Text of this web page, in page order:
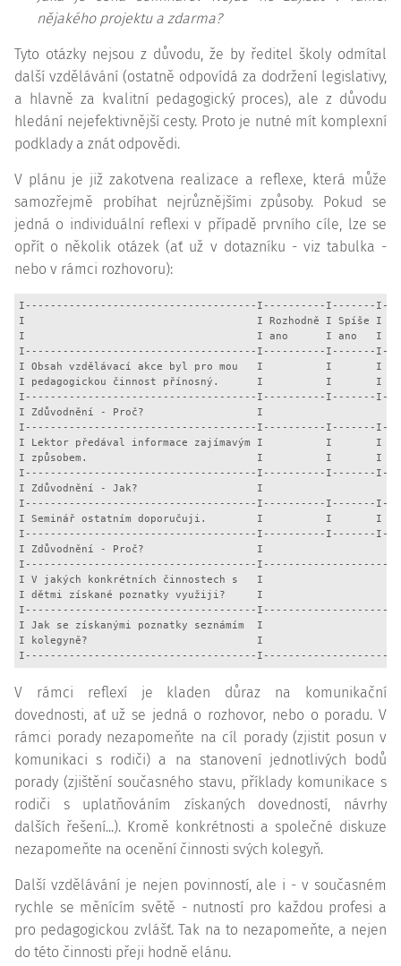
nějakého projektu a zdarma?
Tyto otázky nejsou z důvodu, že by ředitel školy odmítal
další vzdělávání (ostatně odpovídá za dodržení legislativy,
a hlavně za kvalitní pedagogický proces), ale z důvodu
hledání nejefektivnější cesty. Proto je nutné mít komplexní
podklady a znát odpovědi.
V plánu je již zakotvena realizace a reflexe, která může
samozřejmě probíhat nejrůznějšími způsoby. Pokud se
jedná o individuální reflexi v případě prvního cíle, lze se
opřít o několik otázek (ať už v dotazníku - viz tabulka -
nebo v rámci rozhovoru):
I-------------------------------------I----------I-------
I                                     I Rozhodně I Spíše I
I                                     I ano      I ano   I
I-------------------------------------I----------I-------
I Obsah vzdělávací akce byl pro mou   I          I
I pedagogickou činnost přínosný.      I          I
I-------------------------------------I----------I-------
I Zdůvodnění - Proč?                  I
I-------------------------------------I----------I-------
I Lektor předával informace zajímavým I          I
I způsobem.                           I          I
I-------------------------------------I----------I-------
I Zdůvodnění - Jak?                   I
I-------------------------------------I----------I-------
I Seminář ostatním doporučuji.        I          I
I-------------------------------------I----------I-------
I Zdůvodnění - Proč?                  I
I-------------------------------------
I V jakých konkrétních činnostech s   I
I dětmi získané poznatky využiji?     I
I-------------------------------------
I Jak se získanými poznatky seznámím  I
I kolegyně?                           I
I-------------------------------------
V rámci reflexí je kladen důraz na komunikační
dovednosti, ať už se jedná o rozhovor, nebo o poradu. V
rámci porady nezapomeňte na cíl porady (zjistit posun v
komunikaci s rodiči) a na stanovení jednotlivých bodů
porady (zjištění současného stavu, příklady komunikace s
rodiči s uplatňováním získaných dovedností, návrhy
dalších řešení...). Kromě konkrétnosti a společné diskuze
nezapomeňte na ocenění činnosti svých kolegyň.
Další vzdělávání je nejen povinností, ale i - v současném
rychle se měnícím světě - nutností pro každou profesi a
pro pedagogickou zvlášť. Tak na to nezapomeňte, a nejen
do této činnosti přeji hodně elánu.